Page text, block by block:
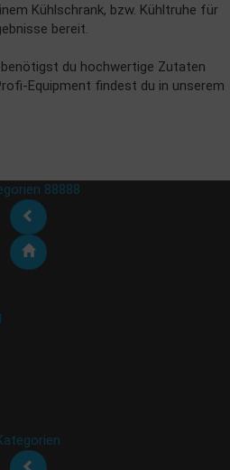
Kühlschrank, bzw. Kühltruhe für
bereit.
du hochwertige Zutaten
Equipment findest du in unserem
88888